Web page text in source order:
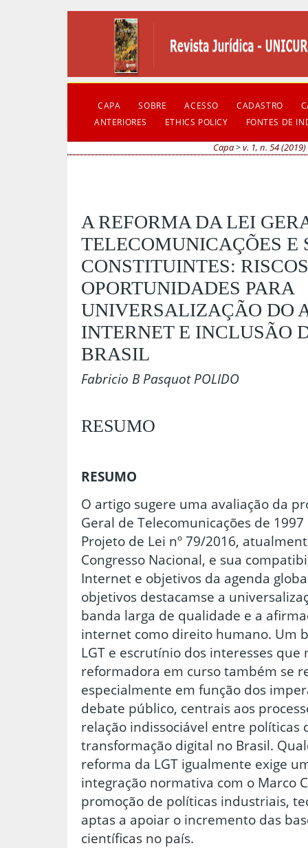
CAPA SOBRE ACESSO CADASTRO
ANTERIORES
ETHICS POLICY FONTES DE
Capa>v. 1, n. 54 (2019)
A REFORMA DA LEI
TELECOMUNICAÇÕES E
CONSTITUINTES:
OPORTUNIDADES PARA
UNIVERSALIZAÇÃO DO
INTERNET E INCLUSÃO
BRASIL
Fabricio B Pasquot POLIDO
RESUMO
RESUMO
O artigo sugere uma avaliação da
Geral de Telecomunicações de
Projeto de Lei nº 79/2016,
Congresso Nacional, e sua
Internet e objetivos da agenda
objetivos destacamse a
banda larga de qualidade e a
internet como direito humano. Um
LGT e escrutínio dos interesses
reformadora em curso também se
especialmente em função dos
debate público, centrais aos
relação indissociável entre políticas
transformação digital no Brasil.
reforma da LGT igualmente exige
integração normativa com o Marco
promoção de políticas industriais,
aptas a apoiar o incremento das
científicas no país.